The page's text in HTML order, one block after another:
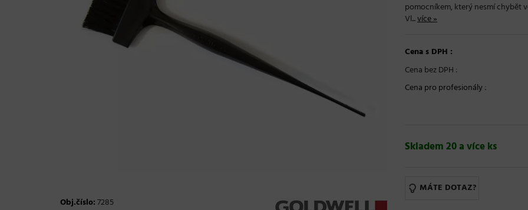
Obj.číslo:7285
pomocníkem, který nesmí chybět
Vl...více »
Cena s DPH :
Cena bez DPH :
Cena pro profesionály:
Skladem 20 a více ks
MÁTE DOTAZ?